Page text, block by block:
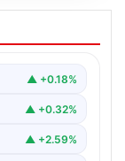
▲ +0.18%
▲ +0.32%
▲ +2.59%